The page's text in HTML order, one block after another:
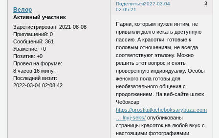
Поделиться 3
2022-03-04
02:05:21
Велор
Активный участник
Зарегистрирован: 2021-08-08
Приглашений: 0
Сообщений: 361
Уважение: +0
Позитив: +0
Провел на форуме:
8 часов 16 минут
Последний визит:
2022-03-04 02:08:42
Парни, которым нужен интим, не
привыкли долго искать доступную
пассию. А красотки, готовые к
половым отношениям, не всегда
соответствуют эталону. Можно
решить этот вопрос и снять
проверенную индивидуалку. Особы
женского пола готовы для
необязательного общения с
продолжением. На веб-сайте шлюх
Чебоксар
https://prostitutkicheboksarybuzz.com/s
… lnyj-seks/ опубликованы
страницы красоток на любой вкус с
настоящими фотографиямии